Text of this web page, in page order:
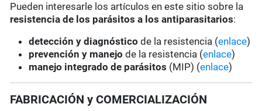
Pueden interesarle los artículos en este sitio sobre la
resistencia de los parásitos a los antiparasitarios:
detección y diagnóstico de la resistencia (enlace)
prevención y manejo de la resistencia (enlace)
manejo integrado de parásitos (MIP) (enlace)
FABRICACIÓN y COMERCIALIZACIÓN